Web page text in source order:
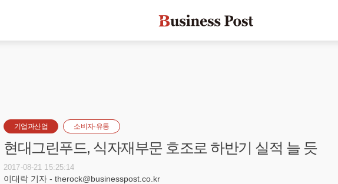
기업과산업 소비자·유통
현대그린푸드, 식자재부문 호조로 하반기 실적 늘 듯
2017-08-21 15:25:14
이대락 기자 - therock@businesspost.co.kr